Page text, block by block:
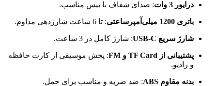
درایور 3 وات : صدای شفاف با بیس مناسب.
باتری 1200 میلی‌آمپرساعتی : تا 6 ساعت شارژدهی مداوم.
شارژ سریع USB-C : شارژ کامل در 3 ساعت.
پشتیبانی از TF Card و FM
: پخش موسیقی از کارت حافظه
و رادیو.
بدنه مقاوم ABS : ضد ضربه و مناسب برای حمل.